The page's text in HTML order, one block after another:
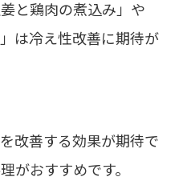
と鶏肉の煮込み」や
は冷え性改善に期待が
改善する効果が期待で
がおすすめです。